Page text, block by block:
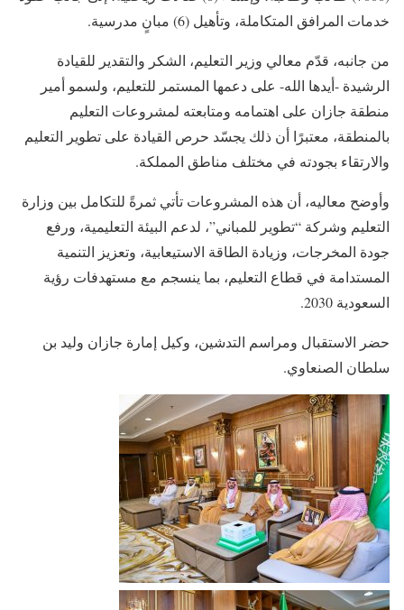
خدمات المرافق المتكاملة، وتأهيل (6) مبانٍ مدرسية.
من جانبه، قدّم معالي وزير التعليم، الشكر والتقدير للقيادة
الرشيدة -أيدها الله- على دعمها المستمر للتعليم، ولسمو أمير
منطقة جازان على اهتمامه ومتابعته لمشروعات التعليم
بالمنطقة، معتبرًا أن ذلك يجسّد حرص القيادة على تطوير التعليم
والارتقاء بجودته في مختلف مناطق المملكة.
وأوضح معاليه، أن هذه المشروعات تأتي ثمرةً للتكامل بين وزارة
التعليم وشركة “تطوير للمباني”، لدعم البيئة التعليمية، ورفع
جودة المخرجات، وزيادة الطاقة الاستيعابية، وتعزيز التنمية
المستدامة في قطاع التعليم، بما ينسجم مع مستهدفات رؤية
السعودية 2030.
حضر الاستقبال ومراسم التدشين، وكيل إمارة جازان وليد بن
سلطان الصنعاوي.